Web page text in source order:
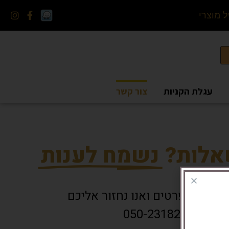
מוצרי פ
עגלת הקניות צור קשר
נשמח לענות
פרטים ואנו נחזור אליכם